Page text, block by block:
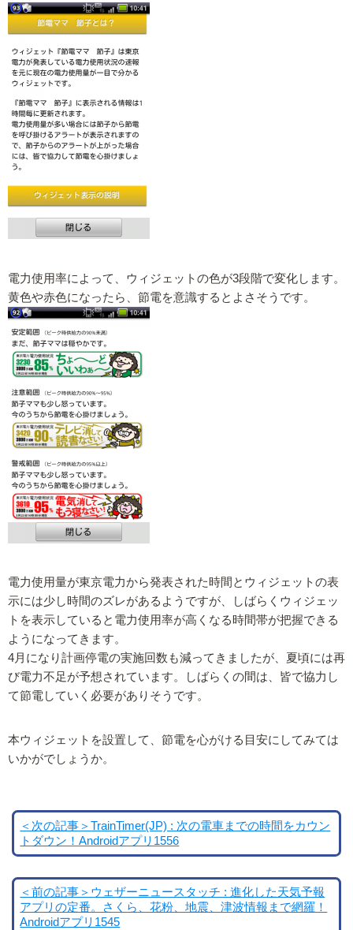
電力使用率によって、ウィジェットの色が3段階で変化します。
黄色や赤色になったら、節電を意識するとよさそうです。
電力使用量が東京電力から発表された時間とウィジェットの表
示には少し時間のズレがあるようですが、しばらくウィジェッ
トを表示していると電力使用率が高くなる時間帯が把握できる
ようになってきます。
4月になり計画停電の実施回数も減ってきましたが、夏頃には再
び電力不足が予想されています。しばらくの間は、皆で協力し
て節電していく必要がありそうです。
本ウィジェットを設置して、節電を心がける目安にしてみては
いかがでしょうか。
＜次の記事＞TrainTimer(JP) : 次の電車までの時間をカウン
トダウン！Androidアプリ1556
＜前の記事＞ウェザーニュースタッチ : 進化した天気予報
アプリの定番。さくら、花粉、地震、津波情報まで網羅！
Androidアプリ1545